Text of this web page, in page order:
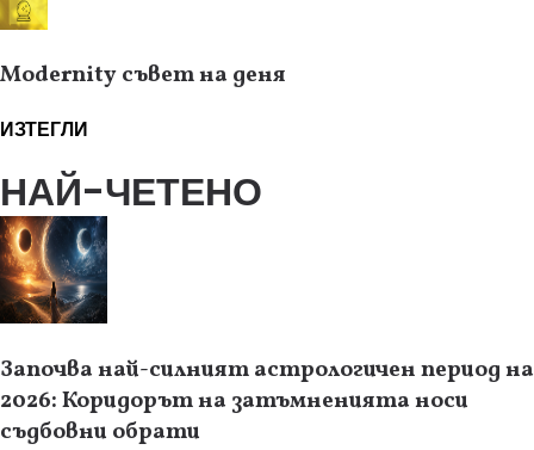
Modernity съвет на деня
ИЗТЕГЛИ
НАЙ-ЧЕТЕНО
Започва най-силният астрологичен период на
2026: Коридорът на затъмненията носи
съдбовни обрати